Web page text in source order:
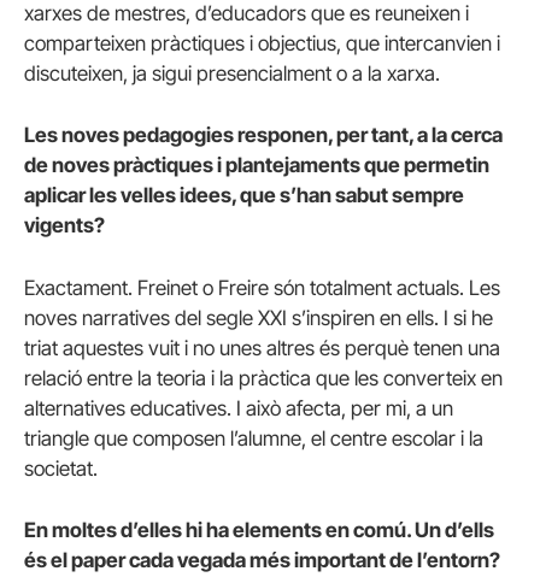
xarxes de mestres, d’educadors que es reuneixen i
comparteixen pràctiques i objectius, que intercanvien i
discuteixen, ja sigui presencialment o a la xarxa.
Les noves pedagogies responen, per tant, a la cerca
de noves pràctiques i plantejaments que permetin
aplicar les velles idees, que s’han sabut sempre
vigents?
Exactament. Freinet o Freire són totalment actuals. Les
noves narratives del segle XXI s’inspiren en ells. I si he
triat aquestes vuit i no unes altres és perquè tenen una
relació entre la teoria i la pràctica que les converteix en
alternatives educatives. I això afecta, per mi, a un
triangle que composen l’alumne, el centre escolar i la
societat.
En moltes d’elles hi ha elements en comú. Un d’ells
és el paper cada vegada més important de l’entorn?